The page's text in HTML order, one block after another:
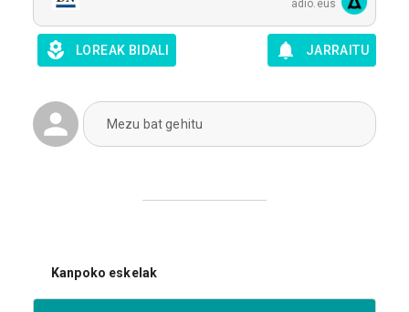
adio.eus
LOREAK BIDALI JARRAITU
Mezu bat gehitu
Kanpoko eskelak